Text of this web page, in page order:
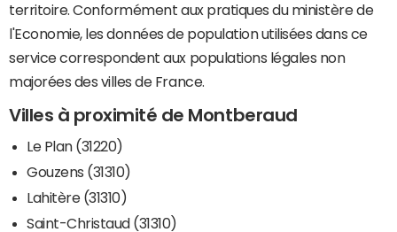
territoire. Conformément aux pratiques du ministère de
l'Economie, les données de population utilisées dans ce
service correspondent aux populations légales non
majorées des villes de France.
Villes à proximité de Montberaud
Le Plan (31220)
Gouzens (31310)
Lahitère (31310)
Saint-Christaud (31310)